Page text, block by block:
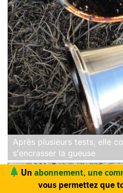
Après plusieurs tests, elle
s'encrasser la gueuse
Vous trouvez ce site utile ?